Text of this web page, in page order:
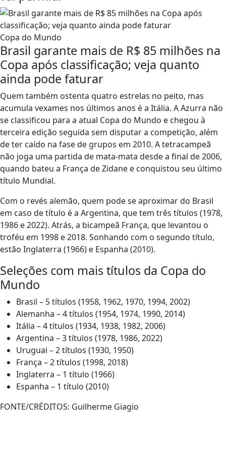
Copa do Mundo
Brasil garante mais de R$ 85 milhões na
Copa após classificação; veja quanto
ainda pode faturar
Quem também ostenta quatro estrelas no peito, mas
acumula vexames nos últimos anos é a Itália. A Azurra não
se classificou para a atual Copa do Mundo e chegou à
terceira edição seguida sem disputar a competição, além
de ter caído na fase de grupos em 2010. A tetracampeã
não joga uma partida de mata-mata desde a final de 2006,
quando bateu a França de Zidane e conquistou seu último
título Mundial.
Com o revés alemão, quem pode se aproximar do Brasil
em caso de título é a Argentina, que tem três títulos (1978,
1986 e 2022). Atrás, a bicampeã França, que levantou o
troféu em 1998 e 2018. Sonhando com o segundo título,
estão Inglaterra (1966) e Espanha (2010).
Seleções com mais títulos da Copa do
Mundo
Brasil – 5 títulos (1958, 1962, 1970, 1994, 2002)
Alemanha – 4 títulos (1954, 1974, 1990, 2014)
Itália – 4 títulos (1934, 1938, 1982, 2006)
Argentina – 3 títulos (1978, 1986, 2022)
Uruguai – 2 títulos (1930, 1950)
França – 2 títulos (1998, 2018)
Inglaterra – 1 título (1966)
Espanha – 1 título (2010)
FONTE/CRÉDITOS: Guilherme Giagio